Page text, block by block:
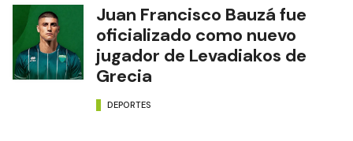
Juan Francisco Bauzá fue
oficializado como nuevo
jugador de Levadiakos de
Grecia
DEPORTES